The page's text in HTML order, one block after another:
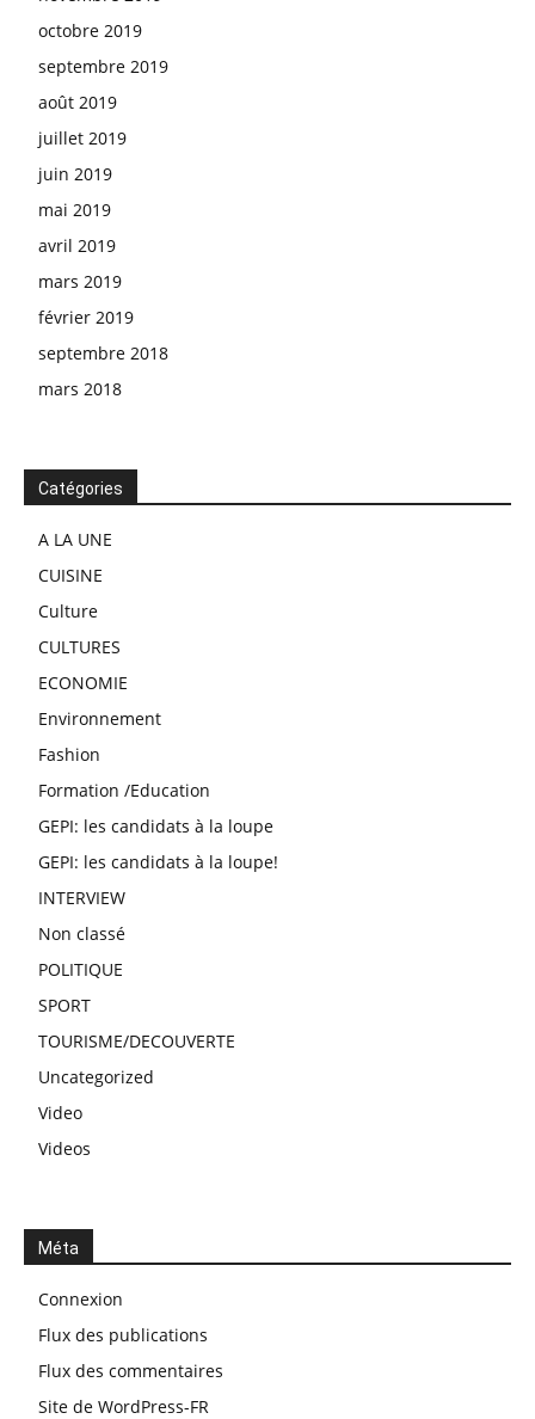
octobre 2019
septembre 2019
août 2019
juillet 2019
juin 2019
mai 2019
avril 2019
mars 2019
février 2019
septembre 2018
mars 2018
Catégories
A LA UNE
CUISINE
Culture
CULTURES
ECONOMIE
Environnement
Fashion
Formation /Education
GEPI: les candidats à la loupe
GEPI: les candidats à la loupe!
INTERVIEW
Non classé
POLITIQUE
SPORT
TOURISME/DECOUVERTE
Uncategorized
Video
Videos
Méta
Connexion
Flux des publications
Flux des commentaires
Site de WordPress-FR